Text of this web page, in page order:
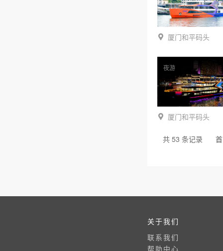
厦门和平码头
夜游
厦门和平码头
共 53 条记录
关于我们
联系我们
帮助中心